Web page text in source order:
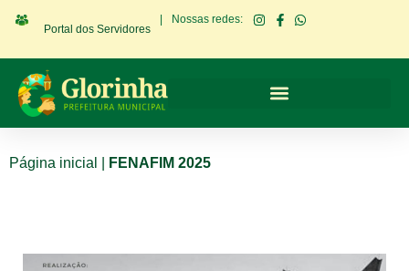
Portal dos Servidores
Nossas redes:
Página inicial FENAFIM 2025